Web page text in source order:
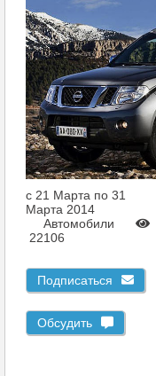
c 21 Марта по 31
Марта 2014
Автомобили
22106
Подписаться
Обсудить